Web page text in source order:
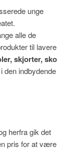
unge
alle de
til lavere
skjorter, sko
den indbydende
herfra gik det
pris for at være